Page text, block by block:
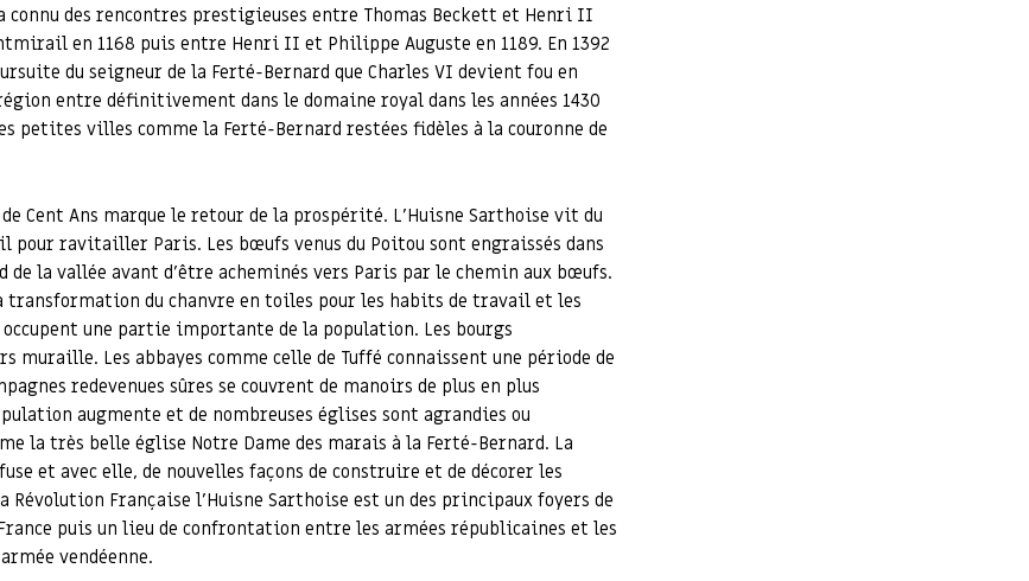
connu des rencontres prestigieuses entre Thomas Beckett et Henri II
en 1168 puis entre Henri II et Philippe Auguste en 1189. En 1392
du seigneur de la Ferté-Bernard que Charles VI devient fou en
entre définitivement dans le domaine royal dans les années 1430
petites villes comme la Ferté-Bernard restées fidèles à la couronne de
Cent Ans marque le retour de la prospérité. L’Huisne Sarthoise vit du
pour ravitailler Paris. Les bœufs venus du Poitou sont engraissés dans
de la vallée avant d’être acheminés vers Paris par le chemin aux bœufs.
transformation du chanvre en toiles pour les habits de travail et les
occupent une partie importante de la population. Les bourgs
muraille. Les abbayes comme celle de Tuffé connaissent une période de
redevenues sûres se couvrent de manoirs de plus en plus
augmente et de nombreuses églises sont agrandies ou
la très belle église Notre Dame des marais à la Ferté-Bernard. La
et avec elle, de nouvelles façons de construire et de décorer les
Révolution Française l’Huisne Sarthoise est un des principaux foyers de
puis un lieu de confrontation entre les armées républicaines et les
vendéenne.